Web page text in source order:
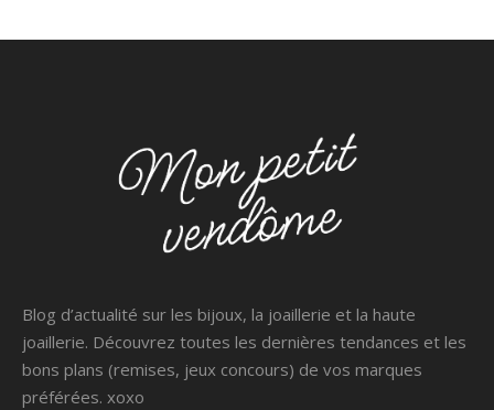
Blog d’actualité sur les bijoux, la joaillerie et la haute
joaillerie. Découvrez toutes les dernières tendances et les
bons plans (remises, jeux concours) de vos marques
préférées. xoxo